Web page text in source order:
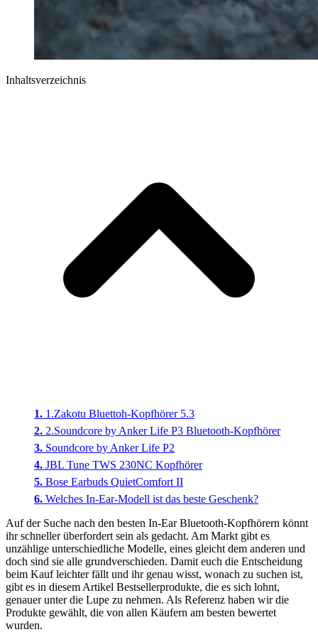
Inhaltsverzeichnis
1.Zakotu Bluettoh-Kopfhörer 5.3
2.Soundcore by Anker Life P3 Bluetooth-Kopfhörer
Soundcore by Anker Life P2
JBL Tune TWS 230NC Kopfhörer
Bose Earbuds QuietComfort II
Welches In-Ear-Modell ist das beste Geschenk?
Auf der Suche nach den besten In-Ear Bluetooth-Kopfhörern könnt
ihr schneller überfordert sein als gedacht. Am Markt gibt es
unzählige unterschiedliche Modelle, eines gleicht dem anderen und
doch sind sie alle grundverschieden. Damit euch die Entscheidung
beim Kauf leichter fällt und ihr genau wisst, wonach zu suchen ist,
gibt es in diesem Artikel Bestsellerprodukte, die es sich lohnt,
genauer unter die Lupe zu nehmen. Als Referenz haben wir die
Produkte gewählt, die von allen Käufern am besten bewertet
wurden.